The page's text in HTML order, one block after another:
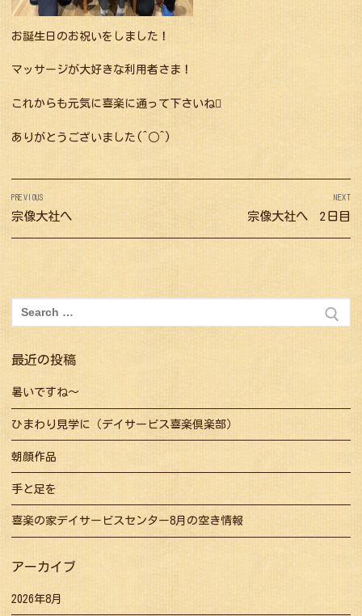
お誕生日のお祝いをしました！
マッサージが大好きな利用者さま！
これからも元気に喜楽に通って下さいね
ありがとうございました(^○^)
投
稿
ナ
ビ
ゲ
ー
シ
ョ
ン
PREVIOUS
Previous
post:
宗像大社へ
NEXT
Next
post:
宗像大社へ 2日目
検
索:
最近の投稿
暑いですね～
ひまわり見学に（デイサービス喜楽倶楽部）
朝顔作品
手と足を
喜楽の家デイサービスセンター8月の空き情報
アーカイブ
2026年8月